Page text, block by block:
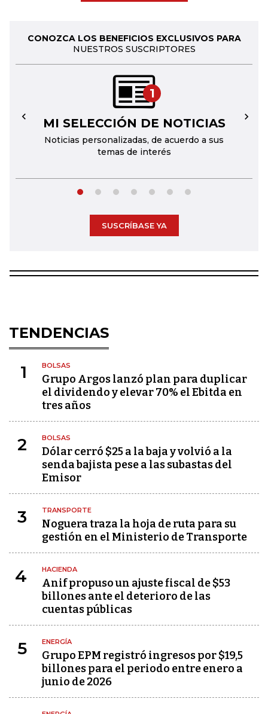
CONOZCA LOS BENEFICIOS EXCLUSIVOS PARA
NUESTROS SUSCRIPTORES
1
MI SELECCIÓN DE NOTICIAS
Noticias personalizadas, de acuerdo a sus
temas de interés
← →
SUSCRÍBASE YA
TENDENCIAS
1 BOLSAS
Grupo Argos lanzó plan para duplicar
el dividendo y elevar 70% el Ebitda en
tres años
2 BOLSAS
Dólar cerró $25 a la baja y volvió a la
senda bajista pese a las subastas del
Emisor
3 TRANSPORTE
Noguera traza la hoja de ruta para su
gestión en el Ministerio de Transporte
4 HACIENDA
Anif propuso un ajuste fiscal de $53
billones ante el deterioro de las
cuentas públicas
5 ENERGÍA
Grupo EPM registró ingresos por $19,5
billones para el periodo entre enero a
junio de 2026